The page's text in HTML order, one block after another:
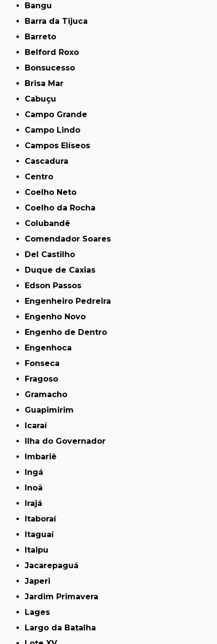
Bangu
Barra da Tijuca
Barreto
Belford Roxo
Bonsucesso
Brisa Mar
Cabuçu
Campo Grande
Campo Lindo
Campos Elíseos
Cascadura
Centro
Coelho Neto
Coelho da Rocha
Colubandê
Comendador Soares
Del Castilho
Duque de Caxias
Edson Passos
Engenheiro Pedreira
Engenho Novo
Engenho de Dentro
Engenhoca
Fonseca
Fragoso
Gramacho
Guapimirim
Icaraí
Ilha do Governador
Imbariê
Ingá
Inoã
Irajá
Itaboraí
Itaguaí
Itaipu
Jacarepaguá
Japeri
Jardim Primavera
Lages
Largo da Batalha